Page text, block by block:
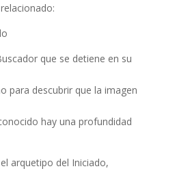
relacionado:
que se detiene en su
para descubrir que la imagen
hay una profundidad
arquetipo del Iniciado,